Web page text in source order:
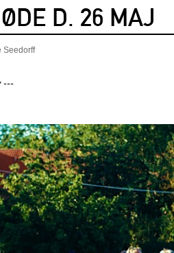
D. 26 MAJ
Seedorff
---